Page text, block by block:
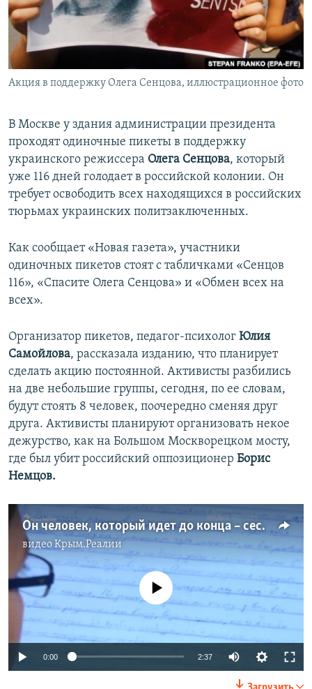
ПОБЕДИТЕЛЕЙ НЕ СУДЯТ?
КРЫМ.НЕПОКОРЕННЫЙ
УКРАИНСКАЯ ПРОБЛЕМА КРЫМА
ПРИСОЕДИНЯЙТЕСЬ!
Акция в поддержку Олега Сенцова, иллюстрационное фото
В Москве у здания администрации президента
проходят одиночные пикеты в поддержку
украинского режиссера Олега Сенцова, который
уже 116 дней голодает в российской колонии. Он
требует освободить всех находящихся в российских
тюрьмах украинских политзаключенных.
Как сообщает «Новая газета», участники
одиночных пикетов стоят с табличками «Сенцов
116», «Спасите Олега Сенцова» и «Обмен всех на
всех».
Организатор пикетов, педагог-психолог Юлия
Самойлова, рассказала изданию, что планирует
сделать акцию постоянной. Активисты разбились
на две небольшие группы, сегодня, по ее словам,
будут стоять 8 человек, поочередно сменяя друг
друга. Активисты планируют организовать некое
дежурство, как на Большом Москворецком мосту,
где был убит российский оппозиционер Борис
Немцов.
Он человек, который идет до конца – сестра Сенцова рассказала о встрече с братом (видео)
видеоКрым.Реалии
No media source currently available
0:00 2:37